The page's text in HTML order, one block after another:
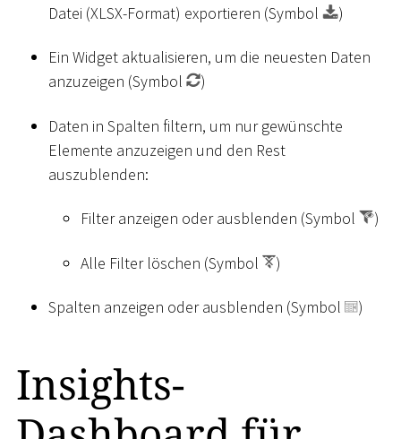
Datei (XLSX-Format) exportieren (Symbol
)
Ein Widget aktualisieren, um die neuesten Daten
anzuzeigen (Symbol
)
Daten in Spalten filtern, um nur gewünschte
Elemente anzuzeigen und den Rest
auszublenden:
Filter anzeigen oder ausblenden (Symbol )
Alle Filter löschen (Symbol )
Spalten anzeigen oder ausblenden (Symbol )
Insights-